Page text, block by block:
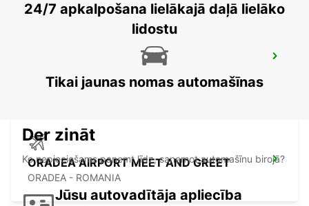
BUDAPEST - HUNGARY
ORADEA AIRPORT MEET AND GREET
ORADEA - ROMANIA
24/7 apkalpošana lielākajā daļā lielāko
lidostu
Tikai jaunas nomas automašīnas
Der zināt
Ko nepieciešams paņemt līdz, saņemot automašīnu birojā?
Jūsu autovadītāja apliecība